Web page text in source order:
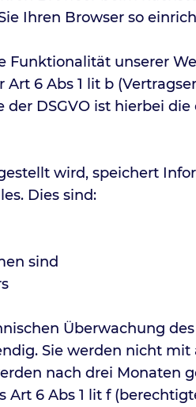
Ihren Browser so
Funktionalität unserer
6 Abs 1 lit b
der DSGVO ist hierbei
wird, speichert
Dies sind:
sind
Überwachung
Sie werden nicht
nach drei Monaten
6 Abs 1 lit f